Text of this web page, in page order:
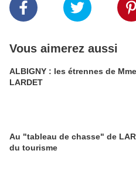
Vous aimerez aussi
ALBIGNY : les étrennes de Mme
LARDET
Au "tableau de chasse" de
du tourisme